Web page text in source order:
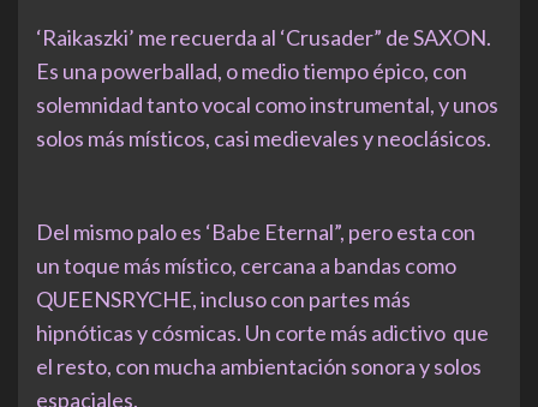
‘Raikaszki’ me recuerda al ‘Crusader” de SAXON.
Es una powerballad, o medio tiempo épico, con
solemnidad tanto vocal como instrumental, y unos
solos más místicos, casi medievales y neoclásicos.
Del mismo palo es ‘Babe Eternal”, pero esta con
un toque más místico, cercana a bandas como
QUEENSRYCHE, incluso con partes más
hipnóticas y cósmicas. Un corte más adictivo que
el resto, con mucha ambientación sonora y solos
espaciales.